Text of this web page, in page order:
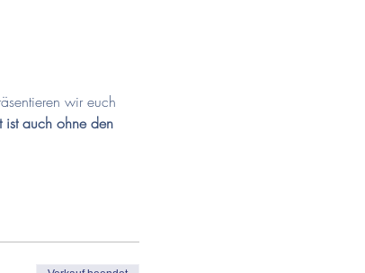
wir euch
ist auch ohne den